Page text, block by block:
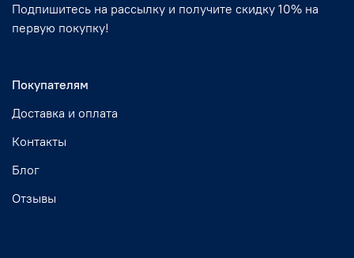
Покупателям
Доставка и оплата
Контакты
Блог
Отзывы
Подпишитесь на рассылку и получите скидку 10% на
первую покупку!